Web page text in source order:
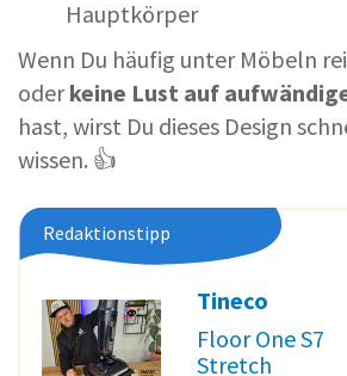
Hauptkörper
Wenn Du häufig unter Möbeln
oderkeine Lust auf
hast, wirst Du dieses Design
wissen. 👍
Redaktionstipp
Tineco
Floor One S7
Stretch